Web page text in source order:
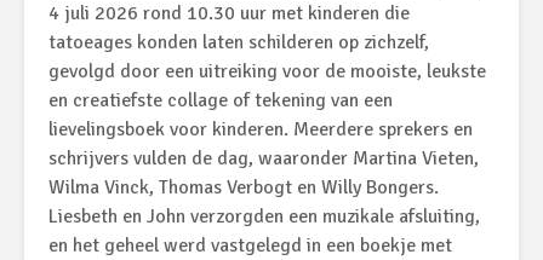
4 juli 2026 rond 10.30 uur met kinderen die
tatoeages konden laten schilderen op zichzelf,
gevolgd door een uitreiking voor de mooiste, leukste
en creatiefste collage of tekening van een
lievelingsboek voor kinderen. Meerdere sprekers en
schrijvers vulden de dag, waaronder Martina Vieten,
Wilma Vinck, Thomas Verbogt en Willy Bongers.
Liesbeth en John verzorgden een muzikale afsluiting,
en het geheel werd vastgelegd in een boekje met